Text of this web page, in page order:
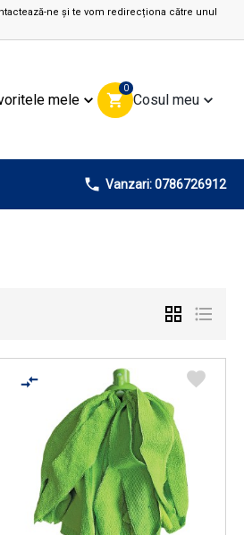
ne și te vom redirecționa către unul
mele
0
Cosul meu
Vanzari: 0786726912